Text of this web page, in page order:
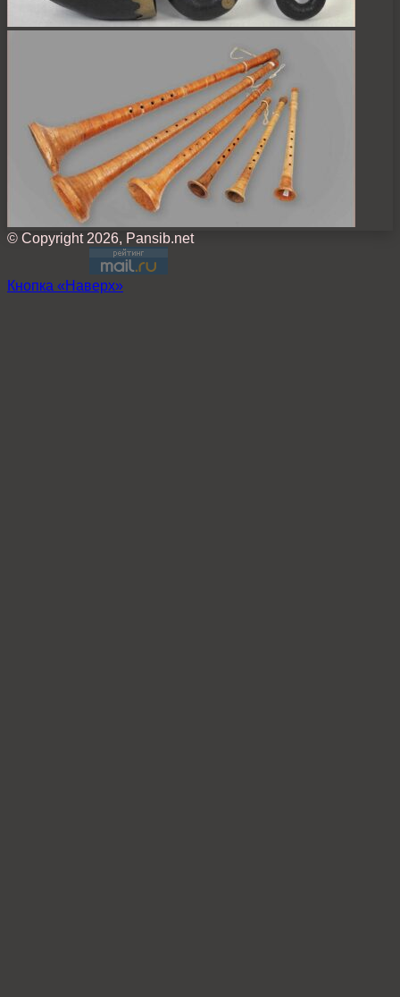
© Copyright 2026, Pansib.net
Кнопка «Наверх»